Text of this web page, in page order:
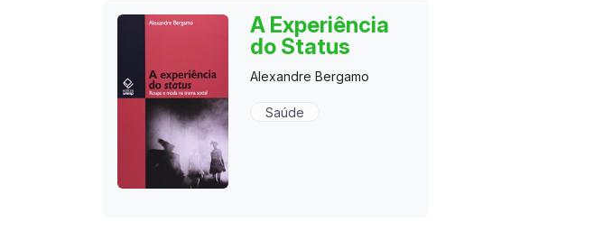
A Experiência
do Status
Alexandre Bergamo
Saúde